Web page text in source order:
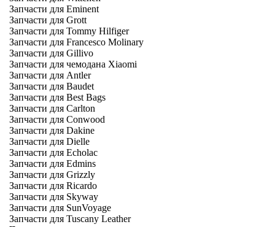
Запчасти для Eminent
Запчасти для Grott
Запчасти для Tommy Hilfiger
Запчасти для Francesco Molinary
Запчасти для Gillivo
Запчасти для чемодана Xiaomi
Запчасти для Antler
Запчасти для Baudet
Запчасти для Best Bags
Запчасти для Carlton
Запчасти для Conwood
Запчасти для Dakine
Запчасти для Dielle
Запчасти для Echolac
Запчасти для Edmins
Запчасти для Grizzly
Запчасти для Ricardo
Запчасти для Skyway
Запчасти для SunVoyage
Запчасти для Tuscany Leather